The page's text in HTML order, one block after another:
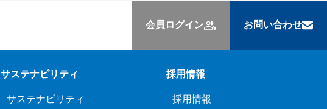
会員ログイン お問い合わせ
サステナビリティ
サステナビリティ
採用情報
採用情報